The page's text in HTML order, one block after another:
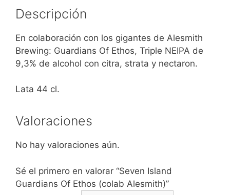
Descripción
En colaboración con los gigantes de Alesmith
Brewing: Guardians Of Ethos, Triple NEIPA de
9,3% de alcohol con citra, strata y nectaron.
Lata 44 cl.
Valoraciones
No hay valoraciones aún.
Sé el primero en valorar “Seven Island
Guardians Of Ethos (colab Alesmith)”